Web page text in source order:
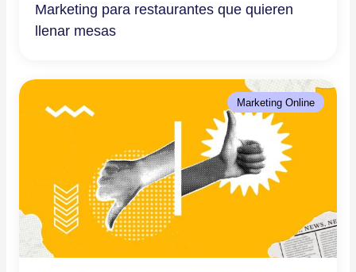
Marketing para restaurantes que quieren
llenar mesas
Marketing Online